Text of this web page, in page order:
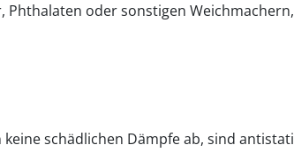
Phthalaten oder sonstigen
schädlichen Dämpfe ab, sind